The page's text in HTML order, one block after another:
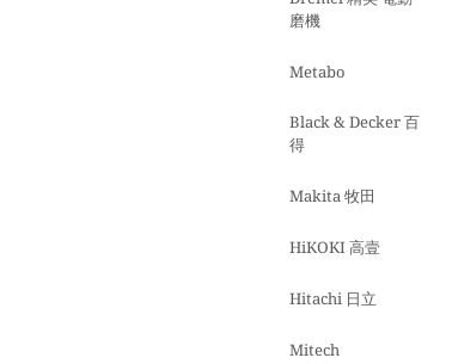
磨機
Metabo
Black & Decker 百
得
Makita 牧田
HiKOKI 高壹
Hitachi 日立
Mitech